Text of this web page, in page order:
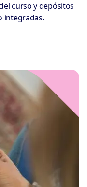
curso y depósitos
integradas.